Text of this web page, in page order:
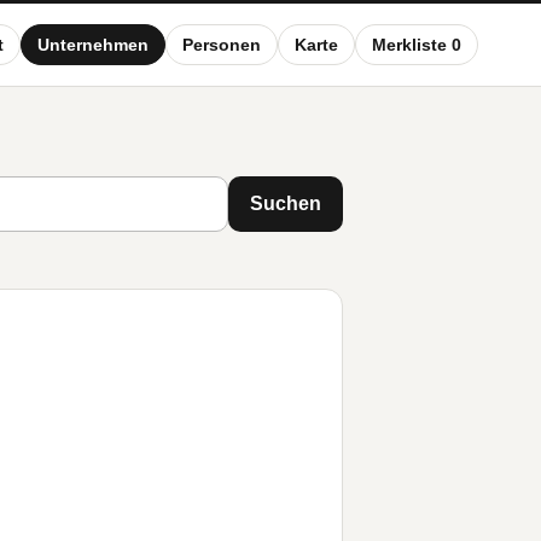
Unternehmen Personen Karte Merkliste 0
Suchen